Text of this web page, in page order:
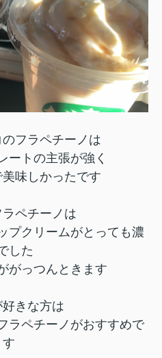
フラペチーノは
ートの主張が強く
味しかったです
ペチーノは
プクリームがとっても濃
した
がっつんときます
きな方は
ラペチーノがおすすめで
す